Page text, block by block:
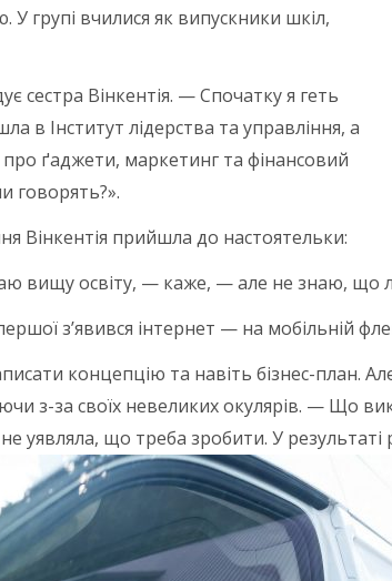
У групі вчилися як випускники шкіл,
сестра Вінкентія. — Спочатку я геть
в Інститут лідерства та управління, а
ґаджети, маркетинг та фінансовий
говорять?».
Вінкентія прийшла до настоятельки:
вищу освіту, — каже, — але не знаю, що
першої з’явився інтернет — на мобільній
концепцію та навіть бізнес-план.
з-за своїх невеликих окулярів. — Що
не уявляла, що треба зробити. У